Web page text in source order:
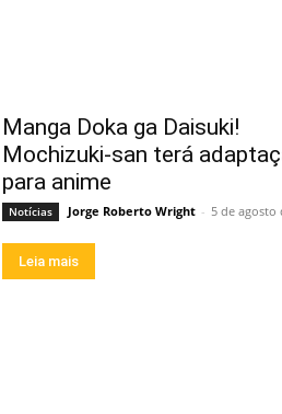
Manga Doka ga Daisuki!
Mochizuki-san terá
para anime
Notícias Jorge Roberto Wright - 5 de agosto
Leia mais